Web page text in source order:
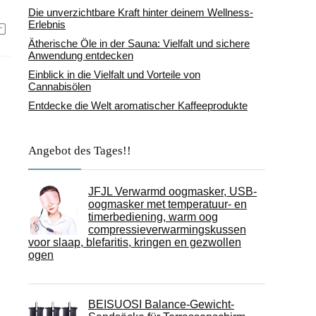
Die unverzichtbare Kraft hinter deinem Wellness-
Erlebnis
Ätherische Öle in der Sauna: Vielfalt und sichere
Anwendung entdecken
Einblick in die Vielfalt und Vorteile von
Cannabisölen
Entdecke die Welt aromatischer Kaffeeprodukte
Angebot des Tages!!
JFJL Verwarmd oogmasker, USB-
oogmasker met temperatuur- en
timerbediening, warm oog
compressieverwarmingskussen
voor slaap, blefaritis, kringen en gezwollen
ogen
BEISUOSI Balance-Gewicht-